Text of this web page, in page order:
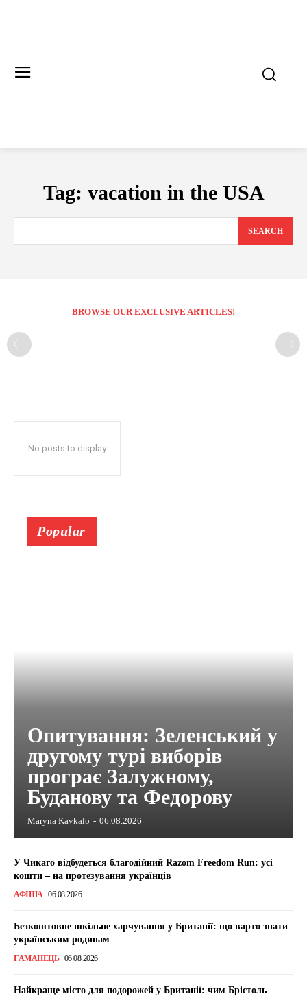
Tag: vacation in the USA
SEARCH
BROWSE OUR EXCLUSIVE ARTICLES!
No posts to display
Popular
Опитування: Зеленський у
другому турі виборів
програє Залужному,
Буданову та Федорову
Maryna Kavkalo - 06.08.2026
У Чикаго відбудеться благодійний Razom Freedom Run: усі
кошти – на протезування українців
АФІША 06.08.2026
Безкоштовне шкільне харчування у Британії: що варто знати
українським родинам
ГАМАНЕЦЬ 06.08.2026
Найкраще місто для подорожей у Британії: чим Брістоль